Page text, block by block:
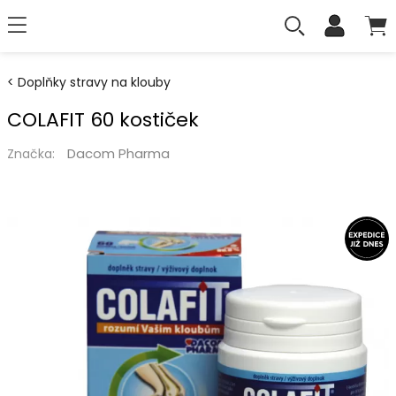
Doplňky stravy na klouby
COLAFIT 60 kostiček
Značka: Dacom Pharma